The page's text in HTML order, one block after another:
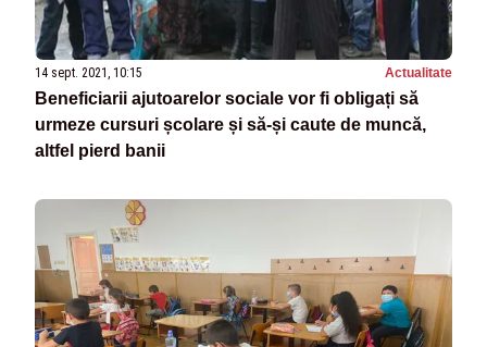
14 sept. 2021, 10:15 Actualitate
Beneficiarii ajutoarelor sociale vor fi obligați să
urmeze cursuri școlare și să-și caute de muncă,
altfel pierd banii